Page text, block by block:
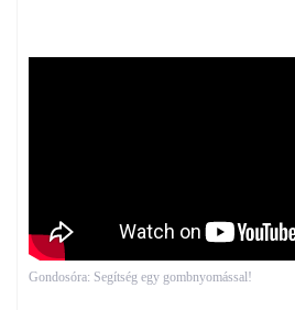
Gondosóra: Segítség egy gombnyomással!